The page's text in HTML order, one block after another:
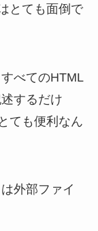
とても面倒で
べてのHTML
するだけ
ても便利なん
外部ファイ